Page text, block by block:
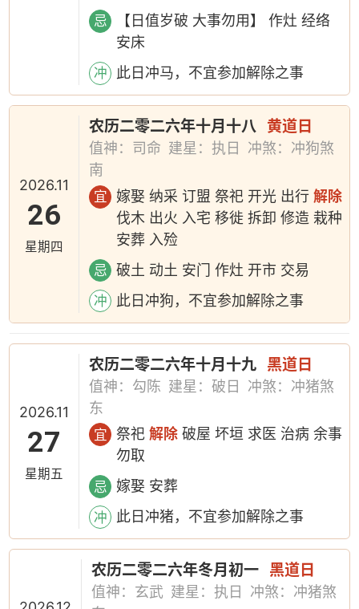
忌
【日值岁破 大事勿用】 作灶 经络
安床
冲 此日冲马，不宜参加解除之事
2026.11
26
星期四
农历二零二六年十月十八 黄道日
值神：司命 建星：执日
冲煞：冲狗煞
南
宜 嫁娶 纳采 订盟 祭祀 开光 出行解除
伐木 出火 入宅 移徙 拆卸 修造 栽种
安葬 入殓
忌 破土 动土 安门 作灶 开市 交易
冲 此日冲狗，不宜参加解除之事
2026.11
27
星期五
农历二零二六年十月十九 黑道日
值神：勾陈 建星：破日
冲煞：冲猪煞
东
宜 祭祀解除 破屋 坏垣 求医 治病 余事
勿取
忌 嫁娶 安葬
冲 此日冲猪，不宜参加解除之事
农历二零二六年冬月初一 黑道日
值神：玄武 建星：执日
冲煞：冲猪煞